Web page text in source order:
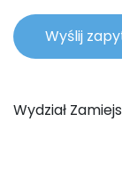
Wydział